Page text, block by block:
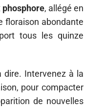
phosphore, allégé en
floraison abondante
tous les quinze
dire. Intervenez à la
pour compacter
de nouvelles